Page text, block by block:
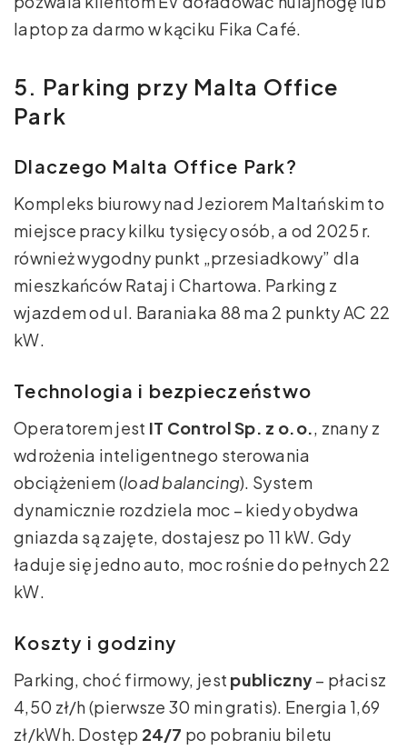
laptop za darmo w kąciku Fika Café.
5. Parking przy Malta Office
Park
Dlaczego Malta Office Park?
Kompleks biurowy nad Jeziorem Maltańskim to
miejsce pracy kilku tysięcy osób, a od 2025 r.
również wygodny punkt „przesiadkowy” dla
mieszkańców Rataj i Chartowa. Parking z
wjazdem od ul. Baraniaka 88 ma 2 punkty AC 22
kW.
Technologia i bezpieczeństwo
Operatorem jest IT Control Sp. z o.o., znany z
wdrożenia inteligentnego sterowania
obciążeniem (load balancing). System
dynamicznie rozdziela moc – kiedy obydwa
gniazda są zajęte, dostajesz po 11 kW. Gdy
ładuje się jedno auto, moc rośnie do pełnych 22
kW.
Koszty i godziny
Parking, choć firmowy, jest publiczny– płacisz
4,50 zł/h (pierwsze 30 min gratis). Energia 1,69
zł/kWh. Dostęp 24/7 po pobraniu biletu